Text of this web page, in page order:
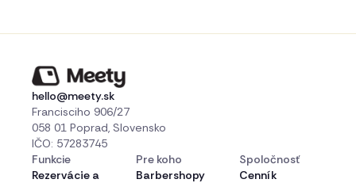
hello@meety.sk
Francisciho 906/27
058 01 Poprad, Slovensko
IČO: 57283745
Funkcie
Rezervácie a
Pre koho
Barbershopy
Spoločnosť
Cenník